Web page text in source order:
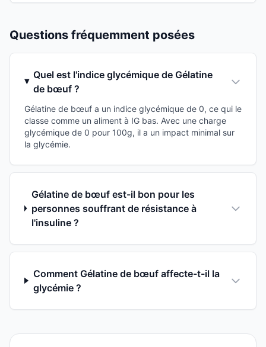
Questions fréquemment posées
Quel est l'indice glycémique de Gélatine
de bœuf ?
Gélatine de bœuf a un indice glycémique de 0, ce qui le
classe comme un aliment à IG bas. Avec une charge
glycémique de 0 pour 100g, il a un impact minimal sur
la glycémie.
Gélatine de bœuf est-il bon pour les
personnes souffrant de résistance à
l'insuline ?
Comment Gélatine de bœuf affecte-t-il la
glycémie ?